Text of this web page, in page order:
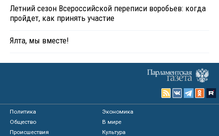
Летний сезон Всероссийской переписи воробьев: когда
пройдет, как принять участие
Ялта, мы вместе!
Политика
Экономика
Общество
В мире
Происшествия
Культура